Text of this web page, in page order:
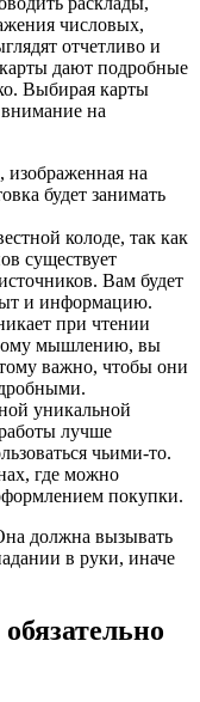
числовых,
отчетливо и
дают подробные
Выбирая карты
на
на
будет занимать
колоде, так как
существует
Вам будет
и информацию.
при чтении
мышлению, вы
важно, чтобы они
уникальной
лучше
чьими-то.
где можно
покупки.
должна вызывать
в руки, иначе